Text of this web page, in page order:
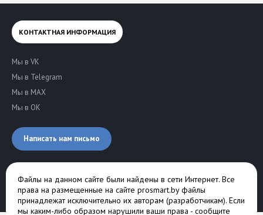
КОНТАКТНАЯ ИНФОРМАЦИЯ
Мы в VK
Мы в Telegram
Мы в MAX
Мы в OK
Написать нам письмо
Файлы на данном сайте были найдены в сети Интернет. Все
права на размещенные на сайте prosmart.by файлы
принадлежат исключительно их авторам (разработчикам). Если
мы каким-либо образом нарушили ваши права - сообщите